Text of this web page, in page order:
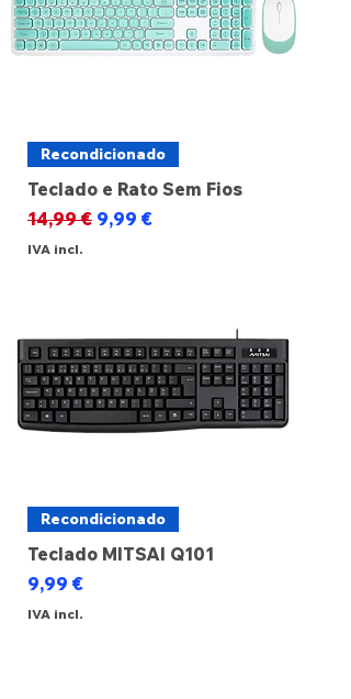
Recondicionado
Teclado e Rato Sem Fios
Preço normal
14,99 € Preço promocional
9,99 €
IVA incl.
Recondicionado
Teclado MITSAI Q101
Preço
9,99 €
IVA incl.